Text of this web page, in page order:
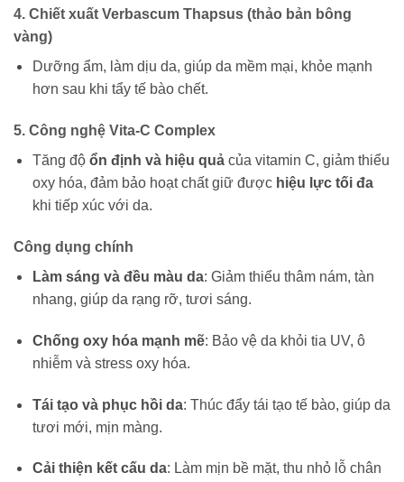
4. Chiết xuất Verbascum Thapsus (thảo bản bông
vàng)
Dưỡng ẩm, làm dịu da, giúp da mềm mại, khỏe mạnh
hơn sau khi tẩy tế bào chết.
5. Công nghệ Vita-C Complex
Tăng độ ổn định và hiệu quảcủa vitamin C, giảm thiểu
oxy hóa, đảm bảo hoạt chất giữ được hiệu lực tối đa
khi tiếp xúc với da.
Công dụng chính
Làm sáng và đều màu da: Giảm thiểu thâm nám, tàn
nhang, giúp da rạng rỡ, tươi sáng.
Chống oxy hóa mạnh mẽ: Bảo vệ da khỏi tia UV, ô
nhiễm và stress oxy hóa.
Tái tạo và phục hồi da: Thúc đẩy tái tạo tế bào, giúp da
tươi mới, mịn màng.
Cải thiện kết cấu da: Làm mịn bề mặt, thu nhỏ lỗ chân